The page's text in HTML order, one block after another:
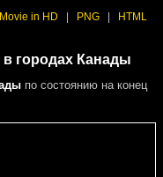
Movie in HD PNG HTML
городах Канады
по состоянию на конец